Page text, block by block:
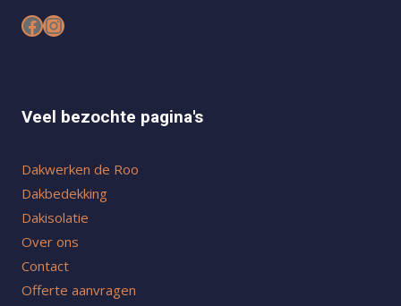
Facebook
Instagram
Veel bezochte pagina's
Dakwerken de Roo
Dakbedekking
Dakisolatie
Over ons
Contact
Offerte aanvragen